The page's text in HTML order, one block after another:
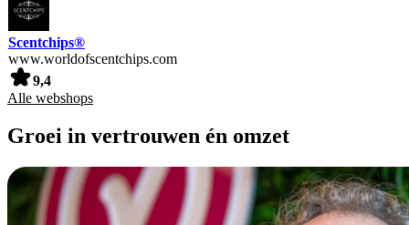
Scentchips®
www.worldofscentchips.com
9,4
Alle webshops
Groei in vertrouwen én omzet